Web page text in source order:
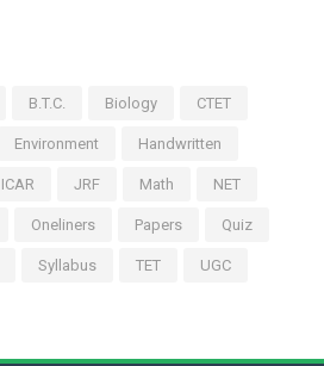
B.T.C. Biology CTET
Environment Handwritten
ICAR JRF Math NET
Oneliners Papers Quiz
Syllabus TET UGC